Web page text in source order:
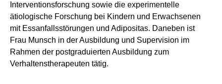
Interventionsforschung sowie die experimentelle
ätiologische Forschung bei Kindern und Erwachsenen
mit Essanfallsstörungen und Adipositas. Daneben ist
Frau Munsch in der Ausbildung und Supervision im
Rahmen der postgraduierten Ausbildung zum
Verhaltenstherapeuten tätig.